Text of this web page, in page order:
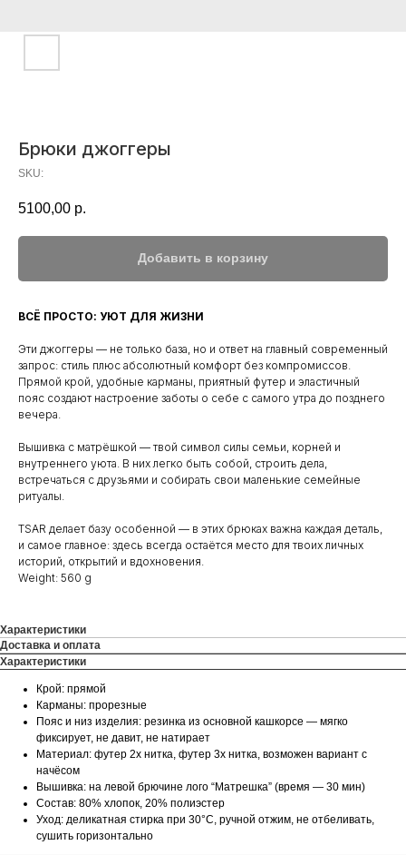
Брюки джоггеры
SKU:
5100,00 р.
Добавить в корзину
ВСЁ ПРОСТО: УЮТ ДЛЯ ЖИЗНИ
Эти джоггеры — не только база, но и ответ на главный современный
запрос: стиль плюс абсолютный комфорт без компромиссов.
Прямой крой, удобные карманы, приятный футер и эластичный
пояс создают настроение заботы о себе с самого утра до позднего
вечера.
Вышивка с матрёшкой — твой символ силы семьи, корней и
внутреннего уюта. В них легко быть собой, строить дела,
встречаться с друзьями и собирать свои маленькие семейные
ритуалы.
TSAR делает базу особенной — в этих брюках важна каждая деталь,
и самое главное: здесь всегда остаётся место для твоих личных
историй, открытий и вдохновения.
Weight: 560 g
Характеристики
Доставка и оплата
Характеристики
Крой: прямой
Карманы: прорезные
Пояс и низ изделия: резинка из основной кашкорсе — мягко
фиксирует, не давит, не натирает
Материал: футер 2х нитка, футер 3х нитка, возможен вариант с
начёсом
Вышивка: на левой брючине лого “Матрешка” (время — 30 мин)
Состав: 80% хлопок, 20% полиэстер
Уход: деликатная стирка при 30°C, ручной отжим, не отбеливать,
сушить горизонтально